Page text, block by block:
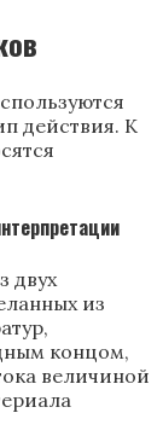
действия. К
двух
из
концом,
величиной